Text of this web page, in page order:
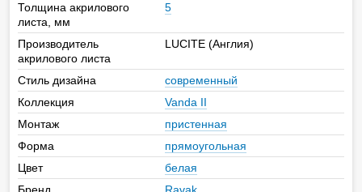
Толщина акрилового
листа, мм
5
Производитель
акрилового листа
LUCITE (Англия)
Стиль дизайна
современный
Коллекция
Vanda II
Монтаж
пристенная
Форма
прямоугольная
Цвет
белая